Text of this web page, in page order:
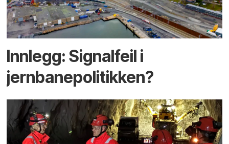
Innlegg: Signalfeil i
jernbanepolitikken?